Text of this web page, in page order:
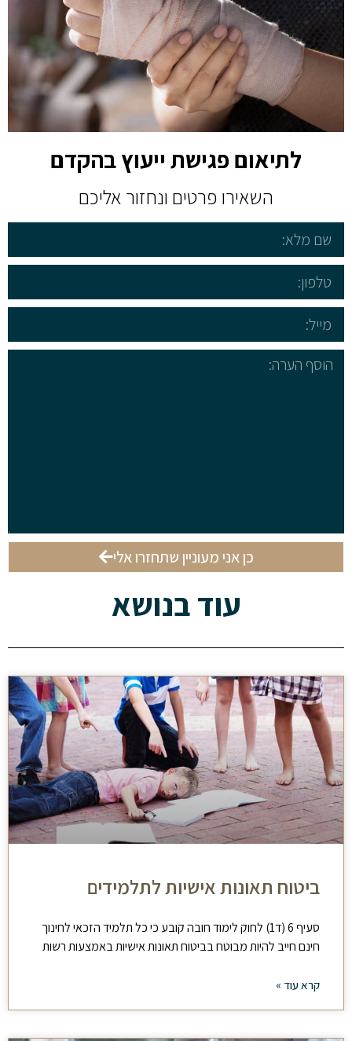
לתיאום פגישת ייעוץ בהקדם
השאירו פרטים ונחזור אליכם
כן אני מעוניין שתחזרו אלי
עוד בנושא
ביטוח תאונות אישיות לתלמידים
סעיף 6 (ד1) לחוק לימוד חובה קובע כי כל תלמיד הזכאי לחינוך
חינם חייב להיות מבוטח בביטוח תאונות אישיות באמצעות רשות
קרא עוד »